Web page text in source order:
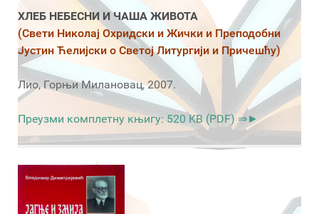
ХЛЕБ НЕБЕСНИ И ЧАША ЖИВОТА
(Свети Николај Охридски и Жички и Преподобни
Јустин Ћелијски о Светој Литургији и Причешћу)
Лио, Горњи Милановац, 2007.
Преузми комплетну књигу: 520 KB (PDF) ⇒►